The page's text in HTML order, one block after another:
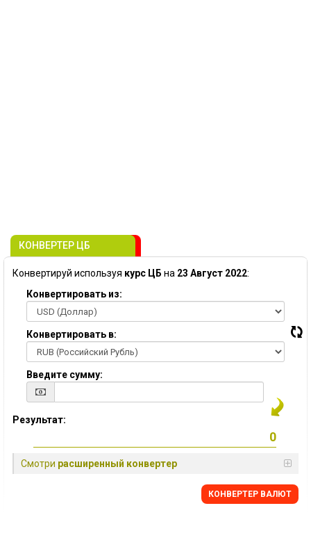
КОНВЕРТЕР ЦБ
Конвертируй используя курс ЦБ на 23 Август 2022:
Конвертировать из:
Конвертировать в:
Введите сумму:
Результат:
Смотри расширенный конвертер
КОНВЕРТЕР ВАЛЮТ